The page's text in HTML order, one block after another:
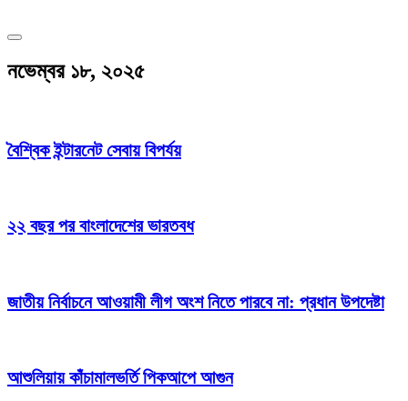
নভেম্বর ১৮, ২০২৫
বৈশ্বিক ইন্টারনেট সেবায় বিপর্যয়
২২ বছর পর বাংলাদেশের ভারতবধ
জাতীয় নির্বাচনে আওয়ামী লীগ অংশ নিতে পারবে না: প্রধান উপদেষ্টা
আশুলিয়ায় কাঁচামালভর্তি পিকআপে আগুন